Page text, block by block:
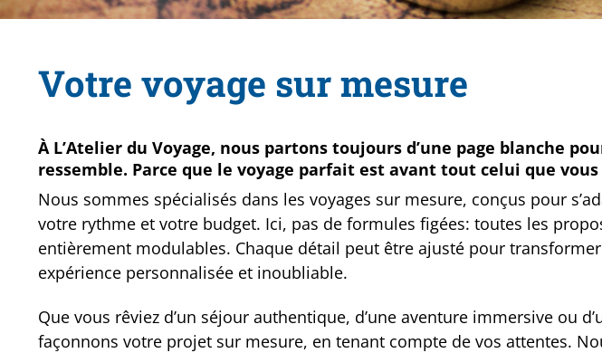
Votre voyage sur mesure
À L’Atelier du Voyage, nous partons toujours d’une page blanche
ressemble. Parce que le voyage parfait est avant tout celui que
Nous sommes spécialisés dans les voyages sur mesure, conçus pour
votre rythme et votre budget. Ici, pas de formules figées: toutes les
entièrement modulables. Chaque détail peut être ajusté pour
expérience personnalisée et inoubliable.
Que vous rêviez d’un séjour authentique, d’une aventure immersive ou
façonnons votre projet sur mesure, en tenant compte de vos attentes.